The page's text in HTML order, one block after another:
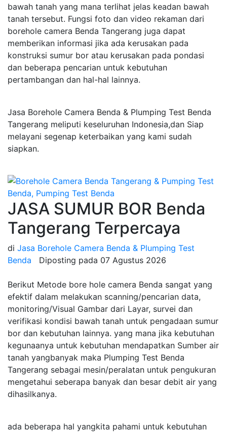
bawah tanah yang mana terlihat jelas keadan bawah
tanah tersebut. Fungsi foto dan video rekaman dari
borehole camera Benda Tangerang juga dapat
memberikan informasi jika ada kerusakan pada
konstruksi sumur bor atau kerusakan pada pondasi
dan beberapa pencarian untuk kebutuhan
pertambangan dan hal-hal lainnya.
Jasa Borehole Camera Benda & Plumping Test Benda
Tangerang meliputi keseluruhan Indonesia,dan Siap
melayani segenap keterbaikan yang kami sudah
siapkan.
JASA SUMUR BOR Benda
Tangerang Terpercaya
di Jasa Borehole Camera Benda & Plumping Test
Benda
Diposting pada 07 Agustus 2026
Berikut Metode bore hole camera Benda sangat yang
efektif dalam melakukan scanning/pencarian data,
monitoring/Visual Gambar dari Layar, survei dan
verifikasi kondisi bawah tanah untuk pengadaan sumur
bor dan kebutuhan lainnya. yang mana jika kebutuhan
kegunaanya untuk kebutuhan mendapatkan Sumber air
tanah yangbanyak maka Plumping Test Benda
Tangerang sebagai mesin/peralatan untuk pengukuran
mengetahui seberapa banyak dan besar debit air yang
dihasilkanya.
ada beberapa hal yangkita pahami untuk kebutuhan